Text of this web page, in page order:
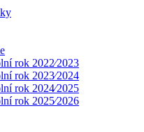
rok 2022⁄2023
rok 2023⁄2024
rok 2024⁄2025
rok 2025⁄2026